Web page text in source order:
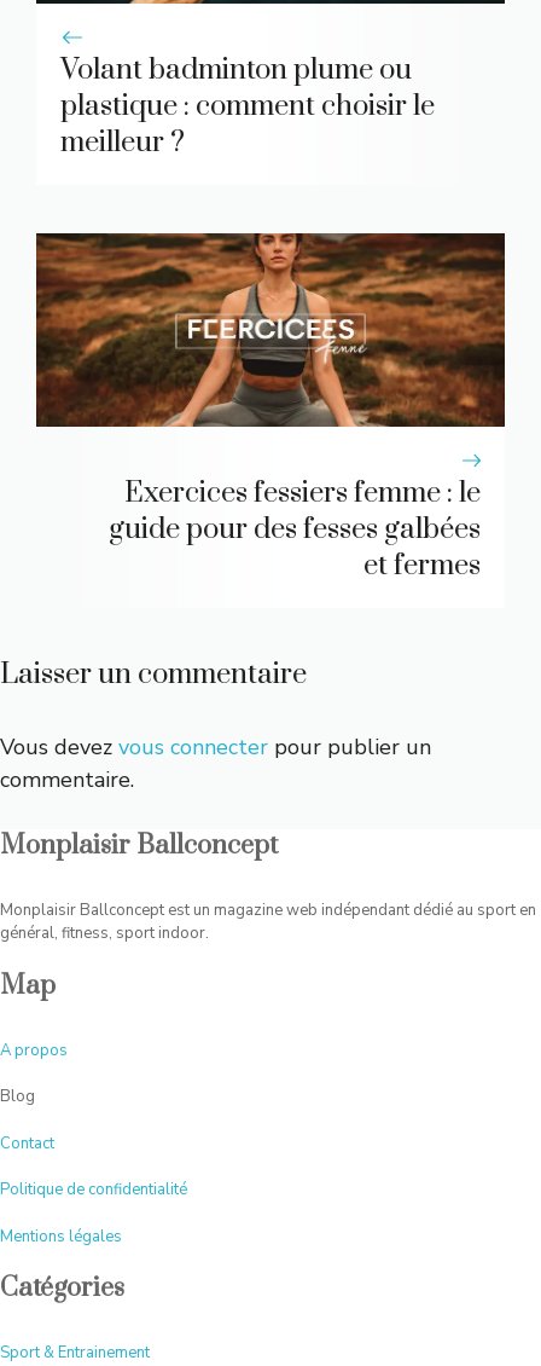
Volant badminton plume ou
plastique : comment choisir le
meilleur ?
Exercices fessiers femme : le
guide pour des fesses galbées
et fermes
Laisser un commentaire
Vous devez vous connecter pour publier un
commentaire.
Monplaisir Ballconcept
Monplaisir Ballconcept est un magazine web indépendant dédié au sport en
général, fitness, sport indoor.
Map
Apropos
Blog
Contact
Politique de confidentialité
Mentions légales
Catégories
Sport & Entrainement